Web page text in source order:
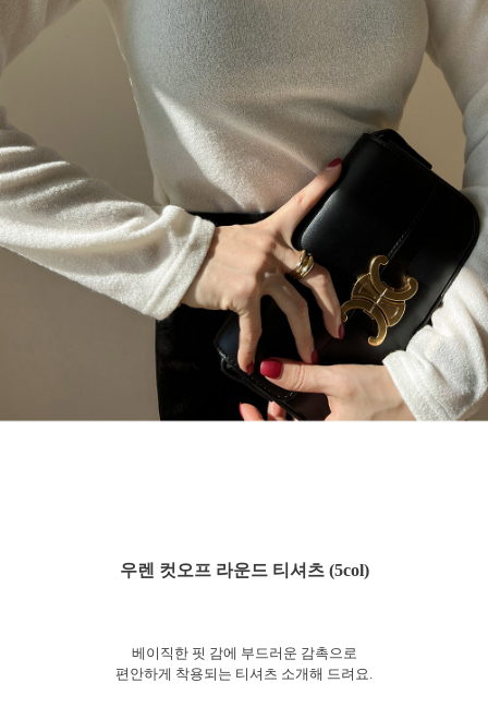
우렌 컷오프 라운드 티셔츠 (5col)
베이직한 핏 감에 부드러운 감촉으로
편안하게 착용되는 티셔츠 소개해 드려요.